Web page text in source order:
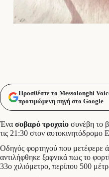
Προσθέστε το Messolonghi
προτιμώμενη πηγή στο Google
Ένα σοβαρό τροχαίο συνέβη το
τις 21:30 στον αυτοκινητόδρομο
Οδηγός φορτηγού που μετέφερε
αντιλήφθηκε ξαφνικά πως το
33ο χιλιόμετρο, περίπου 500